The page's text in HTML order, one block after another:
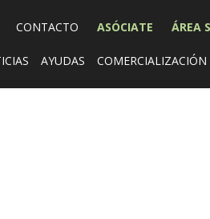
CONTACTO ASÓCIATE ÁREA
AYUDAS COMERCIALIZACIÓN